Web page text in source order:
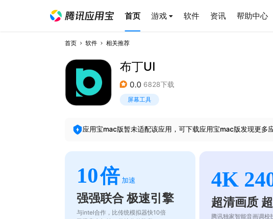
首页 游戏 软件 资讯 帮助中心
首页 软件 相关推荐
布丁UI
0.0 6828下载
屏幕工具
应用宝mac版暂未适配该应用，可下载应用宝mac版发现更多
10倍 加速
强强联合 极速引擎
与intel合作，比传统模拟器快10倍
4K
超清画质
腾讯独家智能音画调校